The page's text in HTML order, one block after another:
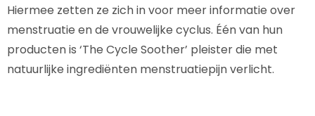
Hiermee zetten ze zich in voor meer informatie over
menstruatie en de vrouwelijke cyclus. Één van hun
producten is ‘The Cycle Soother’ pleister die met
natuurlijke ingrediënten menstruatiepijn verlicht.